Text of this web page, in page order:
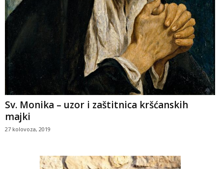
Sv. Monika – uzor i zaštitnica kršćanskih
majki
27 kolovoza, 2019